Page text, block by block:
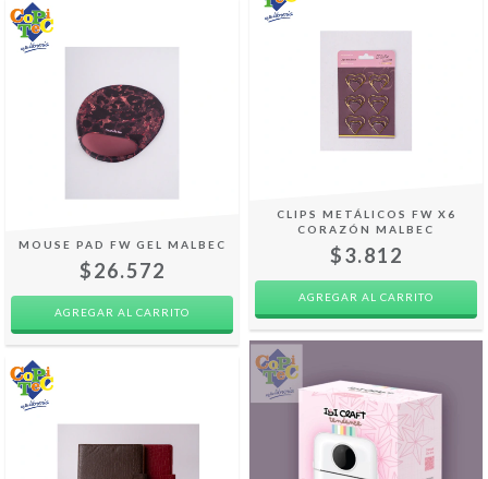
MOUSE PAD FW GEL MALBEC
$26.572
CLIPS METÁLICOS FW X6
CORAZÓN MALBEC
$3.812